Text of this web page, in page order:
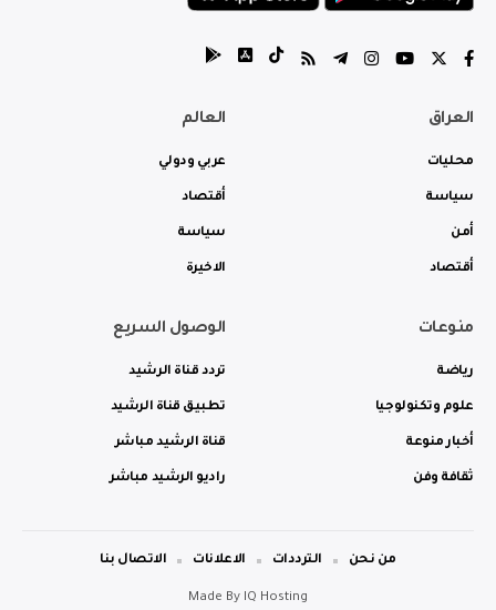
العراق
محليات
سياسة
أمن
أقتصاد
العالم
عربي ودولي
أقتصاد
سياسة
الاخيرة
منوعات
رياضة
علوم وتكنولوجيا
أخبار منوعة
ثقافة وفن
الوصول السريع
تردد قناة الرشيد
تطبيق قناة الرشيد
قناة الرشيد مباشر
راديو الرشيد مباشر
Made By IQ Hosting
من نحن الترددات الاعلانات الاتصال بنا